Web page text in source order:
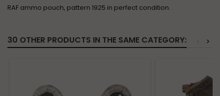
RAF ammo pouch, pattern 1925 in perfect condition.
30 OTHER PRODUCTS IN THE SAME CATEGORY: >